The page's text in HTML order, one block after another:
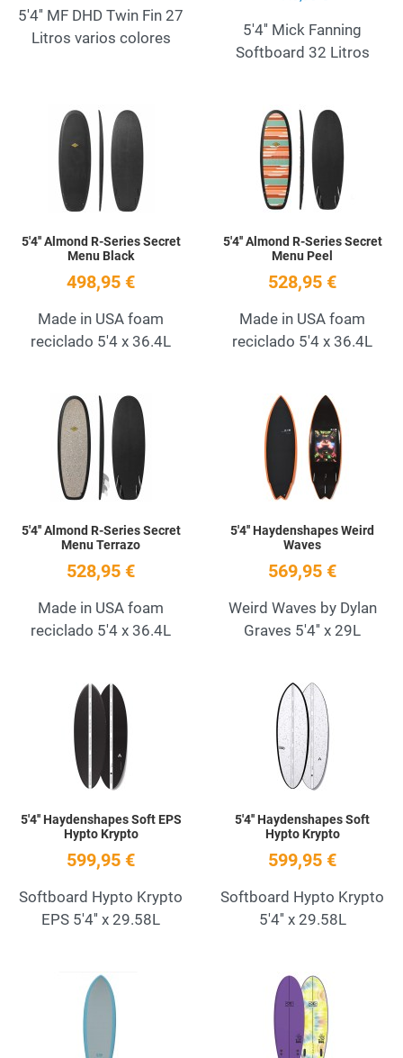
5'4'' MF DHD Twin Fin 27
Litros varios colores
5'4'' Mick Fanning
Softboard 32 Litros
Add to Wishlist
Quick View
5'4'' Almond R-Series Secret
Menu Black
498,95 €
Made in USA foam
reciclado 5'4 x 36.4L
5'4'' Almond R-Series Secret
Menu Peel
528,95 €
Made in USA foam
reciclado 5'4 x 36.4L
Add to Wishlist
Quick View
5'4'' Almond R-Series Secret
Menu Terrazo
528,95 €
Made in USA foam
reciclado 5'4 x 36.4L
5'4'' Haydenshapes Weird
Waves
569,95 €
Weird Waves by Dylan
Graves 5'4'' x 29L
Add to Wishlist
5'4'' Haydenshapes Soft EPS
Hypto Krypto
599,95 €
Softboard Hypto Krypto
EPS 5'4'' x 29.58L
5'4'' Haydenshapes Soft
Hypto Krypto
599,95 €
Softboard Hypto Krypto
5'4'' x 29.58L
Add to Wishlist